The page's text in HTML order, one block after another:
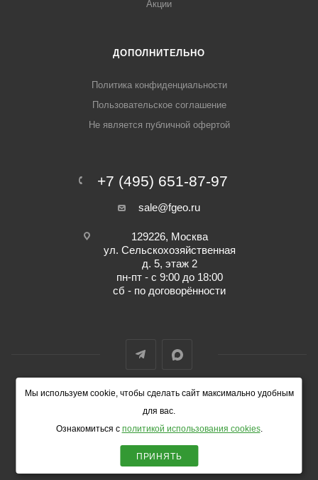
Мы используем cookie, чтобы сделать сайт максимально удобным
для вас.
Ознакомиться с политикой использования cookies.
ПРИНЯТЬ
Акции
ДОПОЛНИТЕЛЬНО
Политика конфиденциальности
Пользовательское соглашение
Не является публичной офертой
+7 (495) 651-87-97
sale@fgeo.ru
129226, Москва
ул. Сельскохозяйственная
д. 5, этаж 2
пн-пт - с 9:00 до 18:00
сб - по договорённости
© 2014-2026 ФокусГео